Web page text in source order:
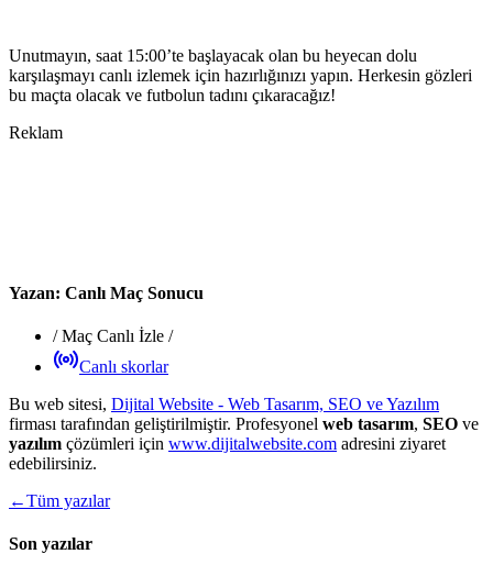
Unutmayın, saat 15:00’te başlayacak olan bu heyecan dolu
karşılaşmayı canlı izlemek için hazırlığınızı yapın. Herkesin gözleri
bu maçta olacak ve futbolun tadını çıkaracağız!
Reklam
Yazan: Canlı Maç Sonucu
/Maç Canlı İzle /
Canlı skorlar
Bu web sitesi, Dijital Website - Web Tasarım, SEO ve Yazılım
firması tarafından geliştirilmiştir. Profesyonel web tasarım, SEO ve
yazılım çözümleri için www.dijitalwebsite.com adresini ziyaret
edebilirsiniz.
←Tüm yazılar
Son yazılar